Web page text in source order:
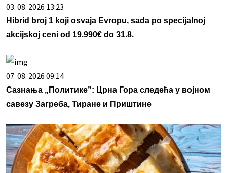
03. 08. 2026 13:23
Hibrid broj 1 koji osvaja Evropu, sada po specijalnoj
akcijskoj ceni od 19.990€ do 31.8.
07. 08. 2026 09:14
Сазнања „Политике”: Црна Гора следећа у војном
савезу Загреба, Тиране и Приштине